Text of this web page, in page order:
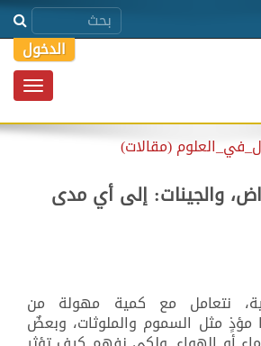
Toggle
الدخول
(مقالات)
والجينات: إلى أي مدى
نتعامل مع كمية مهولة من
مؤذٍ مثل السموم والملوثات، وبعضٌ